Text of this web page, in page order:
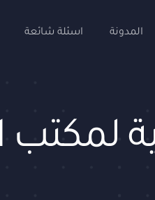
المدونة اسئلة شائعة
لمكتب